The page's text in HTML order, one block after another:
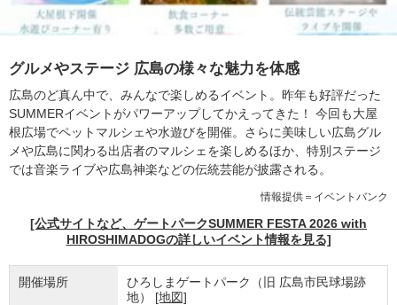
グルメやステージ 広島の様々な魅力を体感
広島のど真ん中で、みんなで楽しめるイベント。昨年も好評だった
SUMMERイベントがパワーアップしてかえってきた！ 今回も大屋
根広場でペットマルシェや水遊びを開催。さらに美味しい広島グル
メや広島に関わる出店者のマルシェを楽しめるほか、特別ステージ
では音楽ライブや広島神楽などの伝統芸能が披露される。
情報提供＝イベントバンク
[公式サイトなど、ゲートパークSUMMER FESTA 2026 with
HIROSHIMADOGの詳しいイベント情報を見る]
開催場所
ひろしまゲートパーク（旧 広島市民球場跡
地） [地図]